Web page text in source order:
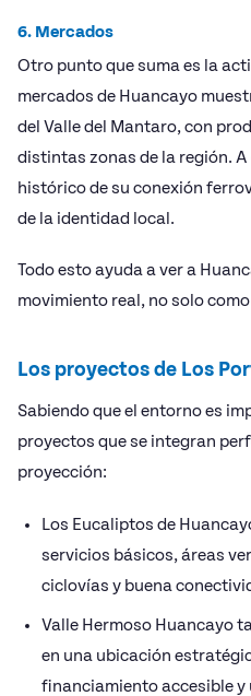
6. Mercados
Otro punto que suma es la
mercados de Huancayo
del Valle del Mantaro, con
distintas zonas de la región. A
histórico de su conexión
de la identidad local.
Todo esto ayuda a ver a
movimiento real, no solo
Los proyectos de Los
Sabiendo que el entorno es
proyectos que se integran
proyección:
Los Eucaliptos de
servicios básicos, áreas
ciclovías y buena
Valle Hermoso Huancayo
en una ubicación
financiamiento accesible